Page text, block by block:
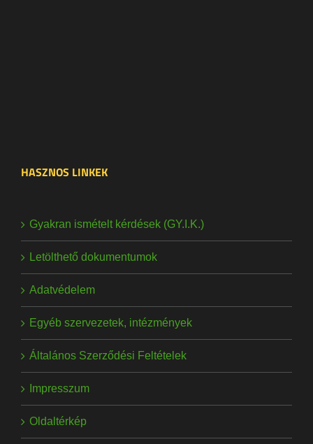
HASZNOS LINKEK
Gyakran ismételt kérdések (GY.I.K.)
Letölthető dokumentumok
Adatvédelem
Egyéb szervezetek, intézmények
Általános Szerződési Feltételek
Impresszum
Oldaltérkép